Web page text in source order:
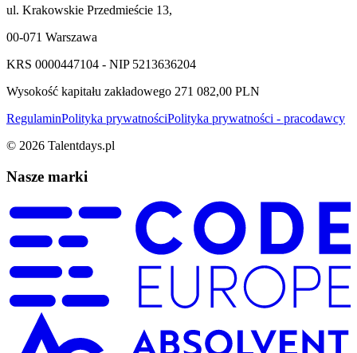
ul. Krakowskie Przedmieście 13,
00-071 Warszawa
KRS 0000447104 - NIP 5213636204
Wysokość kapitału zakładowego 271 082,00 PLN
RegulaminPolityka prywatnościPolityka prywatności - pracodawcy
© 2026 Talentdays.pl
Nasze marki